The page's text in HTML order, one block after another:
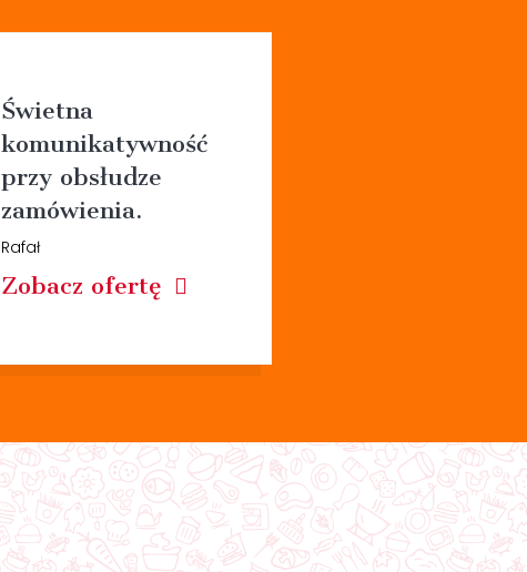
Świetna
komunikatywność
przy obsłudze
zamówienia.
Rafał
Zobacz ofertę